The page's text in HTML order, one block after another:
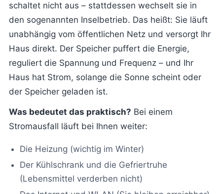
schaltet nicht aus – stattdessen wechselt sie in
den sogenannten Inselbetrieb. Das heißt: Sie läuft
unabhängig vom öffentlichen Netz und versorgt Ihr
Haus direkt. Der Speicher puffert die Energie,
reguliert die Spannung und Frequenz – und Ihr
Haus hat Strom, solange die Sonne scheint oder
der Speicher geladen ist.
Was bedeutet das praktisch? Bei einem
Stromausfall läuft bei Ihnen weiter:
Die Heizung (wichtig im Winter)
Der Kühlschrank und die Gefriertruhe
(Lebensmittel verderben nicht)